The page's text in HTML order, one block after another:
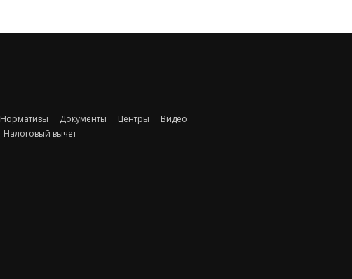
Нормативы Документы Центры
Видео
Налоговый вычет